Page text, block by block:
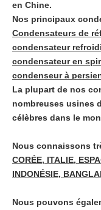
en Chine.
Nos principaux
Condensateurs de
condensateur
condensateur en
condenseur à
La plupart de nos
nombreuses usines
célèbres dans le
Nous connaissons
CORÉE, ITALIE,
INDONÉSIE,
Nous pouvons